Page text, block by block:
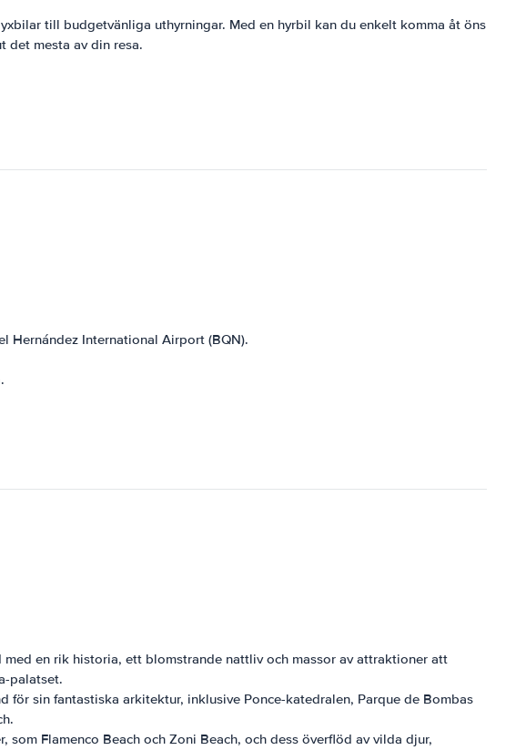
till budgetvänliga uthyrningar. Med en hyrbil kan du enkelt komma åt öns
det mesta av din resa.
Hernández International Airport (BQN).
en rik historia, ett blomstrande nattliv och massor av attraktioner att
palatset.
sin fantastiska arkitektur, inklusive Ponce-katedralen, Parque de Bombas
Flamenco Beach och Zoni Beach, och dess överflöd av vilda djur,